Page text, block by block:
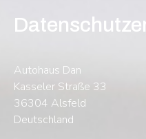
Autohaus Dan
Kasseler Straße 33
36304 Alsfeld
Deutschland